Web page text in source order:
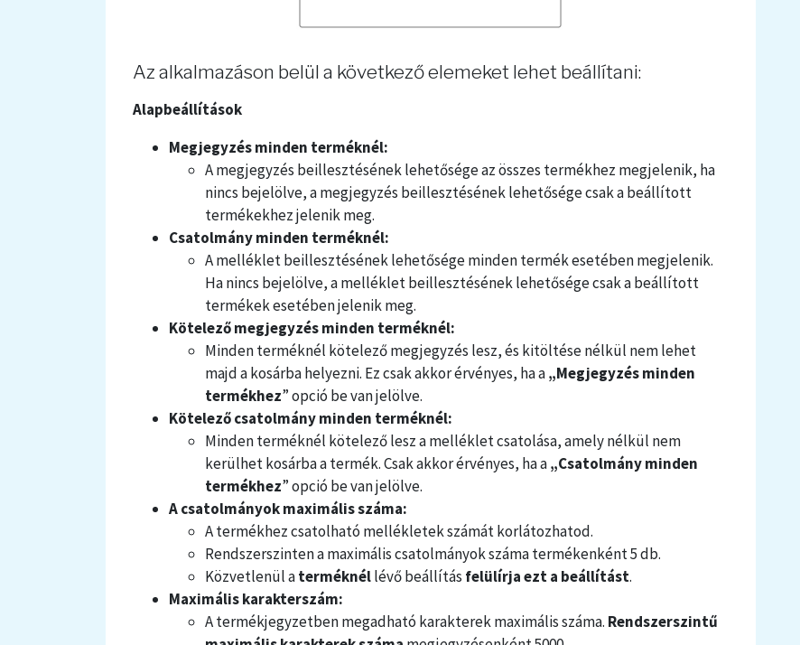
Az alkalmazáson belül a következő elemeket lehet beállítani:
Alapbeállítások
Megjegyzés minden terméknél:
A megjegyzés beillesztésének lehetősége az összes termékhez megjelenik, ha
nincs bejelölve, a megjegyzés beillesztésének lehetősége csak a beállított
termékekhez jelenik meg.
Csatolmány minden terméknél:
A melléklet beillesztésének lehetősége minden termék esetében megjelenik.
Ha nincs bejelölve, a melléklet beillesztésének lehetősége csak a beállított
termékek esetében jelenik meg.
Kötelező megjegyzés minden terméknél:
Minden terméknél kötelező megjegyzés lesz, és kitöltése nélkül nem lehet
majd a kosárba helyezni. Ez csak akkor érvényes, ha a„Megjegyzés minden
termékhez” opció be van jelölve.
Kötelező csatolmány minden terméknél:
Minden terméknél kötelező lesz a melléklet csatolása, amely nélkül nem
kerülhet kosárba a termék. Csak akkor érvényes, ha a„Csatolmány minden
termékhez” opció be van jelölve.
A csatolmányok maximális száma:
A termékhez csatolható mellékletek számát korlátozhatod.
Rendszerszinten a maximális csatolmányok száma termékenként 5 db.
Közvetlenül aterméknéllévő beállítás felülírja ezt a beállítást.
Maximális karakterszám:
A termékjegyzetben megadható karakterek maximális száma. Rendszerszintű